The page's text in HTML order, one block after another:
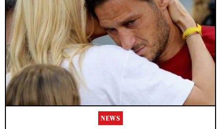
NEWS